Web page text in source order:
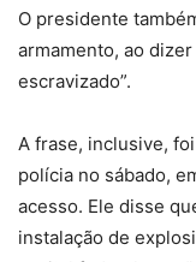
O presidente
armamento, ao
escravizado”.
A frase, inclusive,
polícia no sábado,
acesso. Ele disse
instalação de